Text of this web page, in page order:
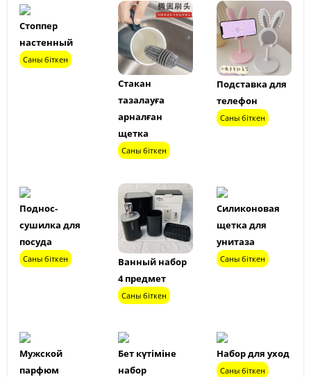
Стоппер
настенный
Саны біткен
Стакан
тазалауға
арналған
щетка
Саны біткен
Подставка для
телефон
Саны біткен
Поднос-
сушилка для
посуда
Саны біткен
Ванный набор
4 предмет
Саны біткен
Силиконовая
щетка для
унитаза
Саны біткен
Мужской
парфюм
Бет күтіміне
набор
Набор для уход
Саны біткен